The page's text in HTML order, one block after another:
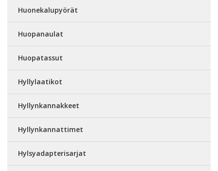
Huonekalupyörät
Huopanaulat
Huopatassut
Hyllylaatikot
Hyllynkannakkeet
Hyllynkannattimet
Hylsyadapterisarjat